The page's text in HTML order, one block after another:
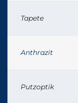
Tapete
Anthrazit
Putzoptik